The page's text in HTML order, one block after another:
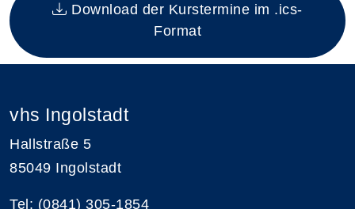
Download der Kurstermine im .ics-
Format
vhs Ingolstadt
Hallstraße 5
85049 Ingolstadt
Tel: (0841) 305-1854